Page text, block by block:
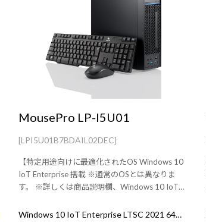
MousePro LP-I5U01
[LPI5U01B7BDAIL02DEC]
【特定用途向けに最適化されたOS Windows 10
IoT Enterprise 搭載 ※通常のOSとは異なりま
す。 ※詳しくは商品説明欄、Windows 10 IoT
ード・マウス付属
Windows 10 IoT Enterprise LTSC 2021 64ビット